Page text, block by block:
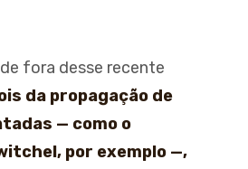
fora desse recente
da propagação de
— como o
por exemplo —,